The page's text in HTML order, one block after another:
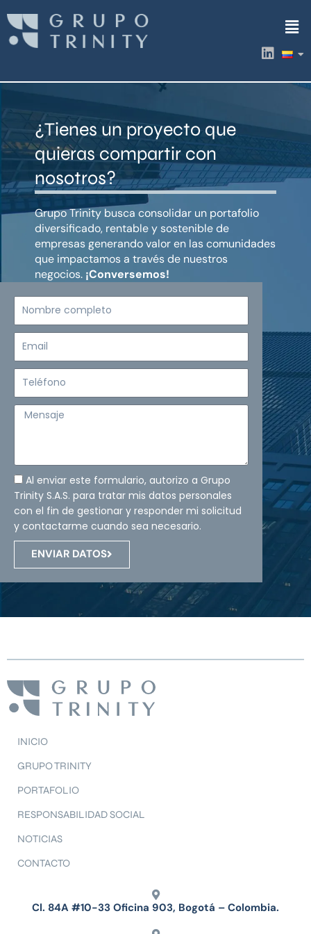
contenido
L
i
k
i
¿Tienes un proyecto que
quieras compartir con
nosotros?
Grupo Trinity busca consolidar un portafolio
diversificado, rentable y sostenible de
empresas generando valor en las comunidades
que impactamos a través de nuestros
negocios. ¡Conversemos!
Mensaje
Al enviar este formulario, autorizo a Grupo
Trinity S.A.S. para tratar mis datos personales
con el fin de gestionar y responder mi solicitud
y contactarme cuando sea necesario.
ENVIAR DATOS
INICIO
GRUPO TRINITY
PORTAFOLIO
RESPONSABILIDAD SOCIAL
NOTICIAS
CONTACTO
Cl. 84A #10-33 Oficina 903, Bogotá – Colombia.